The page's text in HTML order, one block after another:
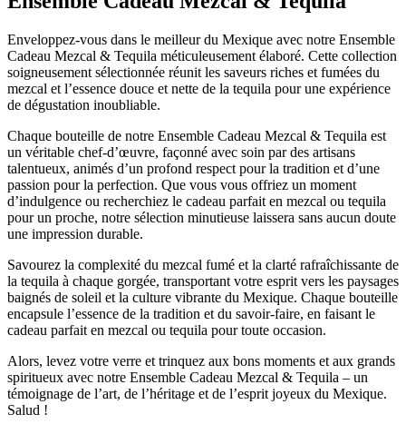
Enveloppez-vous dans le meilleur du Mexique avec notre Ensemble
Cadeau Mezcal & Tequila méticuleusement élaboré. Cette collection
soigneusement sélectionnée réunit les saveurs riches et fumées du
mezcal et l’essence douce et nette de la tequila pour une expérience
de dégustation inoubliable.
Chaque bouteille de notre Ensemble Cadeau Mezcal & Tequila est
un véritable chef-d’œuvre, façonné avec soin par des artisans
talentueux, animés d’un profond respect pour la tradition et d’une
passion pour la perfection. Que vous vous offriez un moment
d’indulgence ou recherchiez le cadeau parfait en mezcal ou tequila
pour un proche, notre sélection minutieuse laissera sans aucun doute
une impression durable.
Savourez la complexité du mezcal fumé et la clarté rafraîchissante de
la tequila à chaque gorgée, transportant votre esprit vers les paysages
baignés de soleil et la culture vibrante du Mexique. Chaque bouteille
encapsule l’essence de la tradition et du savoir-faire, en faisant le
cadeau parfait en mezcal ou tequila pour toute occasion.
Alors, levez votre verre et trinquez aux bons moments et aux grands
spiritueux avec notre Ensemble Cadeau Mezcal & Tequila – un
témoignage de l’art, de l’héritage et de l’esprit joyeux du Mexique.
Salud !